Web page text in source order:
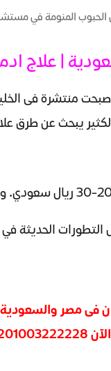
الحبوب المنومة في
| علاج
أصبحت منتشرة فى
يبحث عن طرق
الحديثة
فى مصر